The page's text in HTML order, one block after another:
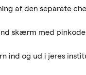
af den separate
skærm med pinkode
ind og ud i jeres